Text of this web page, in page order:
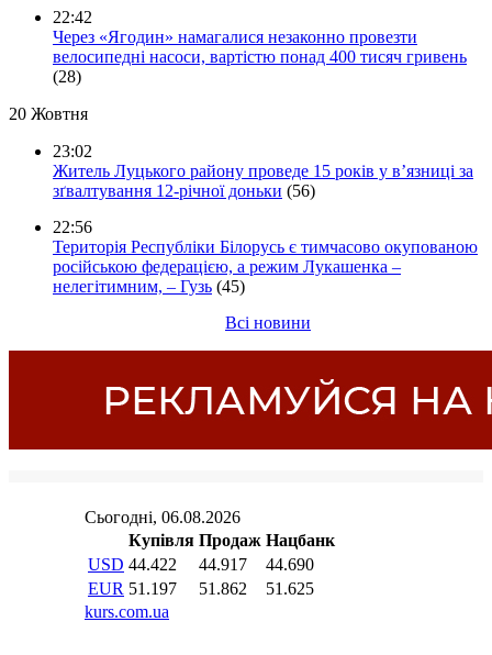
22:42
Через «Ягодин» намагалися незаконно провезти
велосипедні насоси, вартістю понад 400 тисяч гривень
(28)
20 Жовтня
23:02
Житель Луцького району проведе 15 років у в’язниці за
зґвалтування 12-річної доньки (56)
22:56
Територія Республіки Білорусь є тимчасово окупованою
російською федерацією, а режим Лукашенка –
нелегітимним, – Гузь (45)
Всі новини